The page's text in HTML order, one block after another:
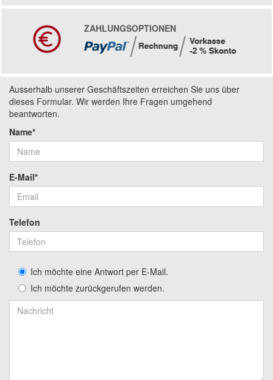
ZAHLUNGSOPTIONEN
Ausserhalb unserer Geschäftszeiten erreichen Sie uns über
dieses Formular. Wir werden Ihre Fragen umgehend
beantworten.
Name*
E-Mail*
Telefon
Ich möchte eine Antwort per E-Mail.
Ich möchte zurückgerufen werden.